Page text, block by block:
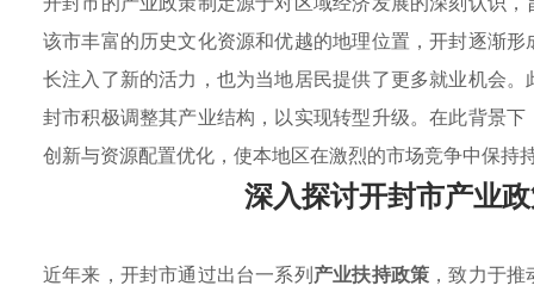
该市丰富的历史文化资源和优越的地理位置，开封逐渐
长注入了新的活力，也为当地居民提供了更多就业机会
封市积极调整其产业结构，以实现转型升级。在此背景下
创新与资源配置优化，使本地区在激烈的市场竞争中保持
深入探讨开封市产业
近年来，开封市通过出台一系列产业扶持政策 ，致力于